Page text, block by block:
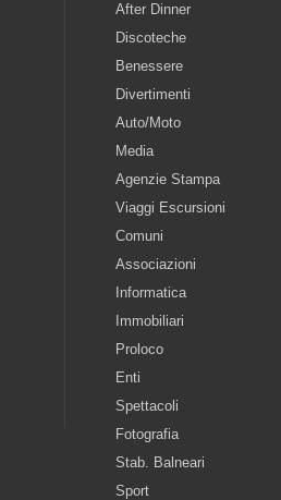
After Dinner
Discoteche
Benessere
Divertimenti
Auto/Moto
Media
Agenzie Stampa
Viaggi Escursioni
Comuni
Associazioni
Informatica
Immobiliari
Proloco
Enti
Spettacoli
Fotografia
Stab. Balneari
Sport